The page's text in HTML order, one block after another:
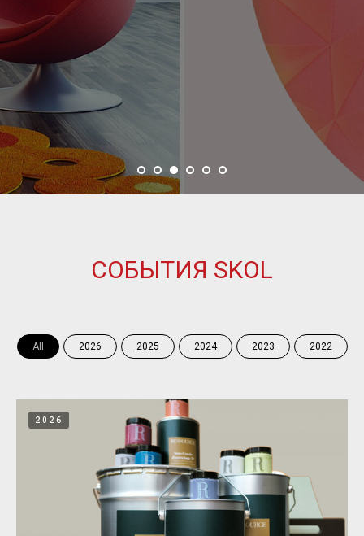
СОБЫТИЯ SKOL
All 2026 2025 2024 2023 2022
2026